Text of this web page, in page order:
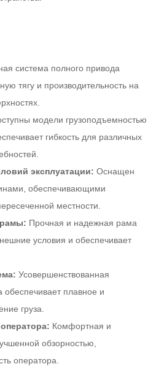
система полного привода
тягу и производительность на
модели грузоподъемностью
гибкость для различных
эксплуатации: Оснащен
обеспечивающими
местности.
рамы: Прочная и надежная рама
условия и обеспечивает
Усовершенствованная
обеспечивает плавное и
груза.
Комфортная и
обзорностью,
оператора.